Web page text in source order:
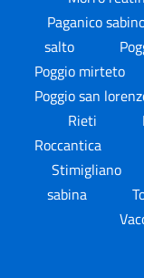
Paganico
salto
Poggio mirteto
Poggio san
Rieti
Roccantica
Stimigliano
sabina